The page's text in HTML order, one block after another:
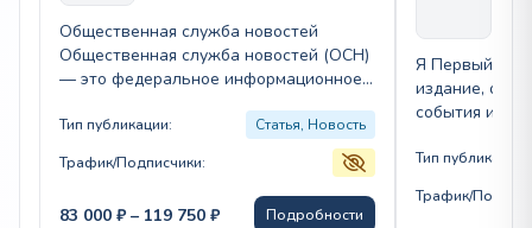
Общественная служба новостей
Общественная служба новостей (ОСН)
— это федеральное информационное
события общественно-политической
Тип публикации:
Статья, Новость
Трафик/Подписчики:
83 000 ₽ – 119 750 ₽ДиапазонПодробности
Я Первый —
издание,
события и
областях.
Тип публикации:
Трафик/